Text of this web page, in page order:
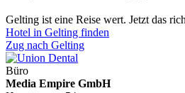
Gelting ist eine Reise wert. Jetzt das
Hotel in Gelting finden
Zug nach Gelting
Büro
Media Empire GmbH